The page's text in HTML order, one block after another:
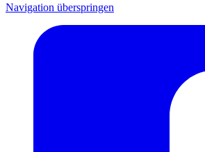
Navigation überspringen